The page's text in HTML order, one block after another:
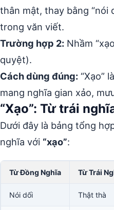
thân mật, thay bằng “nói
trong văn viết.
Trường hợp 2: Nhầm
quyệt).
Cách dùng đúng: “Xạo”
mang nghĩa gian xảo,
“Xạo”: Từ trái
Dưới đây là bảng tổng
nghĩa với “xạo”:
Từ Đồng Nghĩa Từ Trái
Nói dối Thật thà